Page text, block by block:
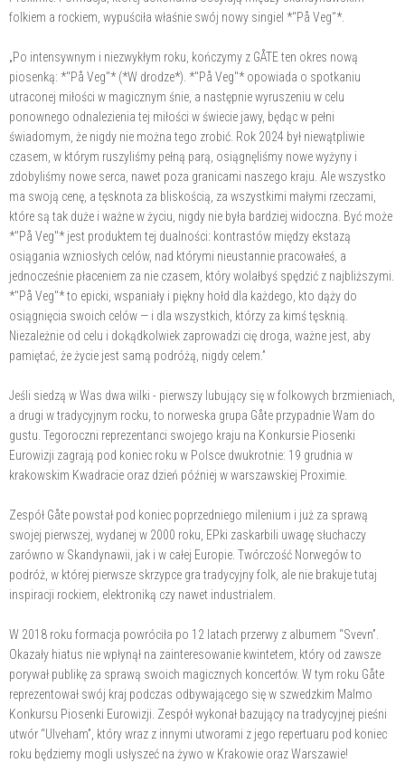
folkiem a rockiem, wypuściła właśnie swój nowy singiel *"På Veg"*.
„Po intensywnym i niezwykłym roku, kończymy z GÅTE ten okres nową
piosenką: *"På Veg"* (*W drodze*). *"På Veg"* opowiada o spotkaniu
utraconej miłości w magicznym śnie, a następnie wyruszeniu w celu
ponownego odnalezienia tej miłości w świecie jawy, będąc w pełni
świadomym, że nigdy nie można tego zrobić. Rok 2024 był niewątpliwie
czasem, w którym ruszyliśmy pełną parą, osiągnęliśmy nowe wyżyny i
zdobyliśmy nowe serca, nawet poza granicami naszego kraju. Ale wszystko
ma swoją cenę, a tęsknota za bliskością, za wszystkimi małymi rzeczami,
które są tak duże i ważne w życiu, nigdy nie była bardziej widoczna. Być może
*"På Veg"* jest produktem tej dualności: kontrastów między ekstazą
osiągania wzniosłych celów, nad którymi nieustannie pracowałeś, a
jednocześnie płaceniem za nie czasem, który wolałbyś spędzić z najbliższymi.
*"På Veg"* to epicki, wspaniały i piękny hołd dla każdego, kto dąży do
osiągnięcia swoich celów — i dla wszystkich, którzy za kimś tęsknią.
Niezależnie od celu i dokądkolwiek zaprowadzi cię droga, ważne jest, aby
pamiętać, że życie jest samą podróżą, nigdy celem.”
Jeśli siedzą w Was dwa wilki - pierwszy lubujący się w folkowych brzmieniach,
a drugi w tradycyjnym rocku, to norweska grupa Gåte przypadnie Wam do
gustu. Tegoroczni reprezentanci swojego kraju na Konkursie Piosenki
Eurowizji zagrają pod koniec roku w Polsce dwukrotnie: 19 grudnia w
krakowskim Kwadracie oraz dzień później w warszawskiej Proximie.
Zespół Gåte powstał pod koniec poprzedniego milenium i już za sprawą
swojej pierwszej, wydanej w 2000 roku, EPki zaskarbili uwagę słuchaczy
zarówno w Skandynawii, jak i w całej Europie. Twórczość Norwegów to
podróż, w której pierwsze skrzypce gra tradycyjny folk, ale nie brakuje tutaj
inspiracji rockiem, elektroniką czy nawet industrialem.
W 2018 roku formacja powróciła po 12 latach przerwy z albumem “Svevn”.
Okazały hiatus nie wpłynął na zainteresowanie kwintetem, który od zawsze
porywał publikę za sprawą swoich magicznych koncertów. W tym roku Gåte
reprezentował swój kraj podczas odbywającego się w szwedzkim Malmo
Konkursu Piosenki Eurowizji. Zespół wykonał bazujący na tradycyjnej pieśni
utwór “Ulveham”, który wraz z innymi utworami z jego repertuaru pod koniec
roku będziemy mogli usłyszeć na żywo w Krakowie oraz Warszawie!